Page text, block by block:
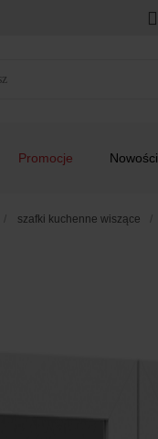
Promocje Nowości
szafki kuchenne wiszące